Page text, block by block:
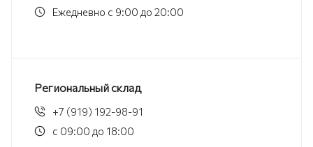
Ежедневно с 9:00 до 20:00
Региональный склад
+7 (919) 192-98-91
с 09:00 до 18:00